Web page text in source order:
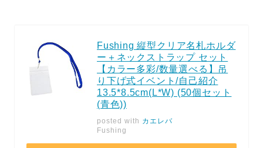
Fushing 縦型クリア名札ホルダ
ー＋ネックストラップ セット
【カラー多彩/数量選べる】吊
り下げ式イベント/自己紹介
13.5*8.5cm(L*W) (50個セット
(青色))
posted with カエレバ
Fushing